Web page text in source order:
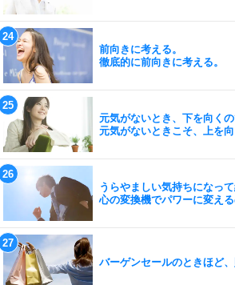
前向きに考える。
徹底的に前向きに考える。
元気がないとき、下を向くの
元気がないときこそ、上を向
うらやましい気持ちになっ
心の変換機でパワーに変える
バーゲンセールのときほど、